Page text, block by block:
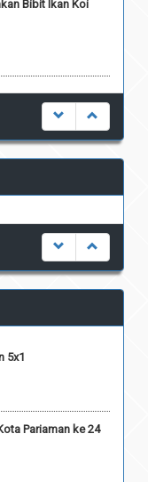
Bibit Ikan Koi
5x1
Pariaman ke 24